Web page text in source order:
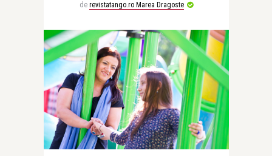
de revistatango.ro Marea Dragoste